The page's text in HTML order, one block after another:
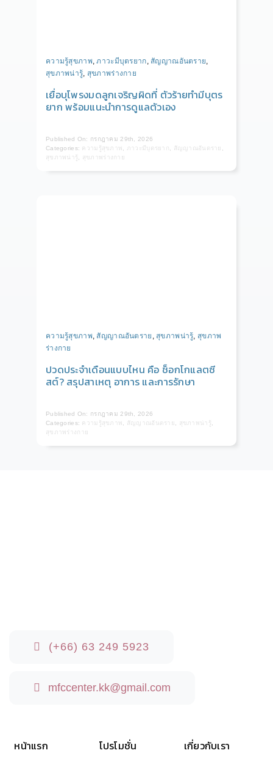
ความรู้สุขภาพ,ภาวะมีบุตรยาก, สัญญาณอันตราย,
สุขภาพน่ารู้, สุขภาพร่างกาย
เยื่อบุโพรงมดลูกเจริญผิดที่ ตัวร้ายทำมีบุตร
ยาก พร้อมแนะนำการดูแลตัวเอง
Published On: กรกฎาคม 29th, 2026
Categories: ความรู้สุขภาพ ภาวะมีบุตรยาก สัญญาณอันตราย
สุขภาพน่ารู้
สุขภาพร่างกาย
ความรู้สุขภาพ, สัญญาณอันตราย , สุขภาพน่ารู้, สุขภาพ
ร่างกาย
ปวดประจำเดือนแบบไหน คือ ช็อกโกแลตซี
สต์? สรุปสาเหตุ อาการ และการรักษา
Published On: กรกฎาคม 29th, 2026
Categories: ความรู้สุขภาพ สัญญาณอันตราย สุขภาพน่ารู้
สุขภาพร่างกาย
(+66) 63 249 5923‬‬
mfccenter.kk@gmail.com
หน้าแรก โปรโมชั่น เกี่ยวกับเรา